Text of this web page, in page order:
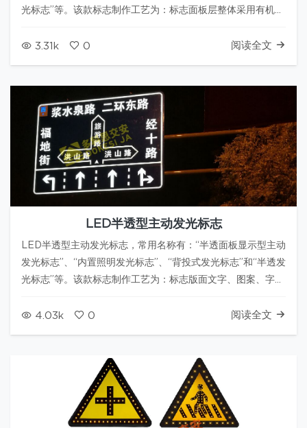
光标志”等。该款标志制作工艺为：标志面板层整体采用有机透
层，标志版面整体发光，通过光学计算、调试，保证标志文
3.31k 0 阅读全文
LED半透型主动发光标志
LED半透型主动发光标志，常用名称有：“半透面板显示型主动
发光标志”、“内置照明发光标志”、“背投式发光标志”和“半透发
光标志”等。该款标志制作工艺为：标志版面文字、图案、字
板光源板投射标志面层，通过光学计算、调试，在标志表面形
4.03k 0 阅读全文